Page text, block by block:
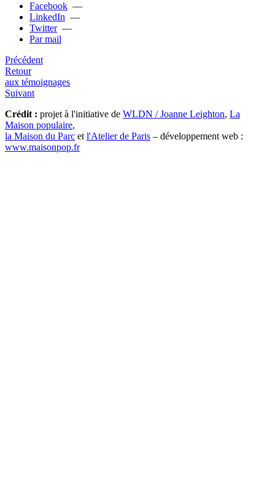
Facebook —
LinkedIn —
Twitter—
Par mail
Précédent
Retour
aux témoignages
Suivant
Crédit : projet à l'initiative de WLDN / Joanne Leighton, La
Maison populaire,
la Maison du Parc et l'Atelier de Paris – développement web :
www.maisonpop.fr